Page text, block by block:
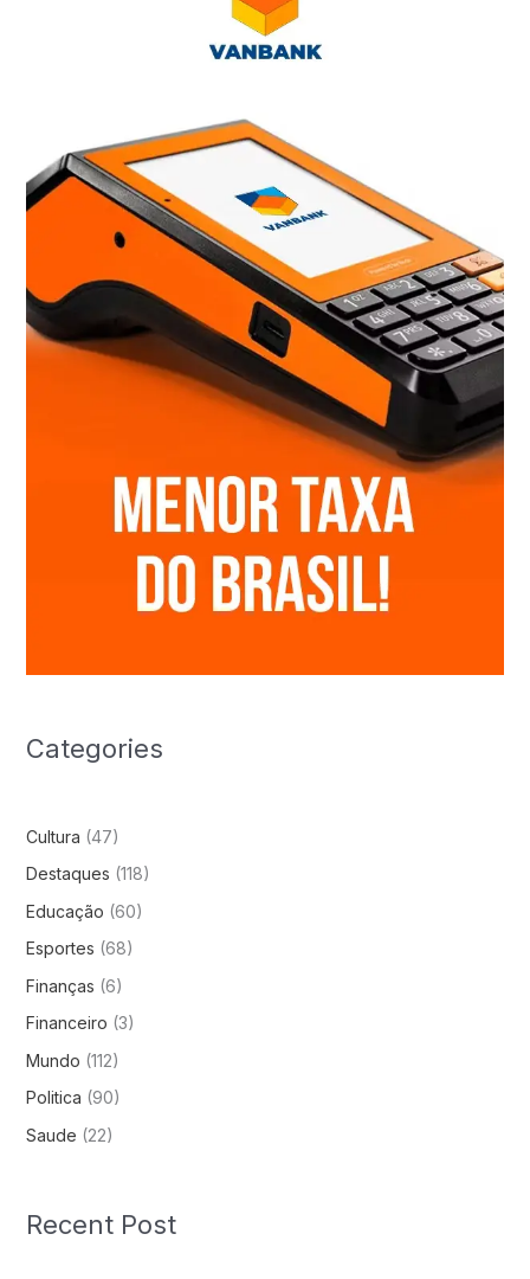
Categories
Cultura (47)
Destaques (118)
Educação (60)
Esportes (68)
Finanças (6)
Financeiro (3)
Mundo (112)
Politica (90)
Saude (22)
Recent Post